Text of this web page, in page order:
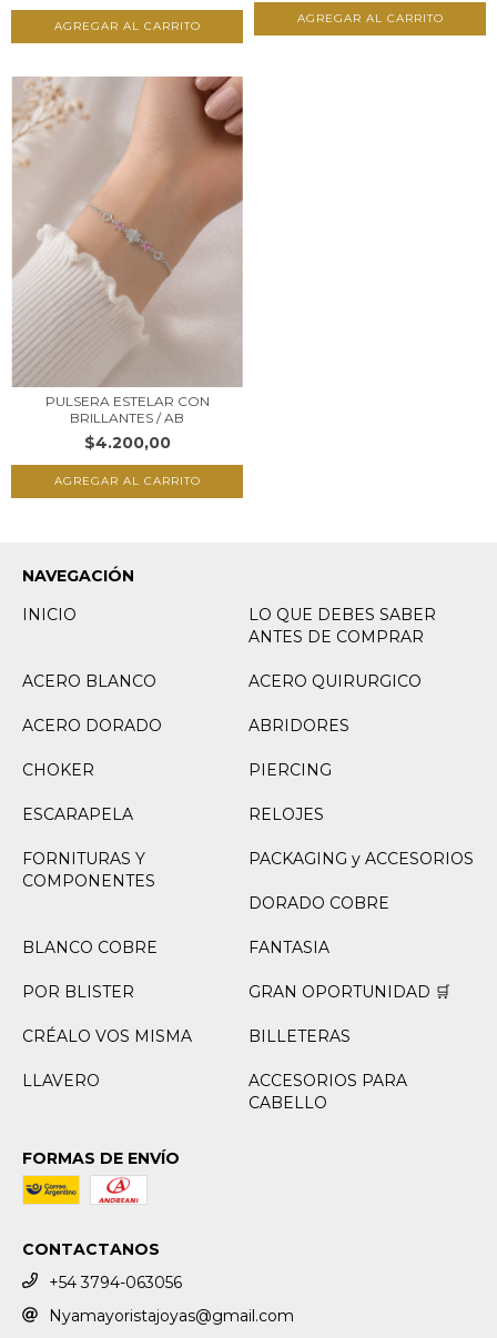
PULSERA ESTELAR CON
BRILLANTES / AB
$4.200,00
NAVEGACIÓN
INICIO
LO QUE DEBES SABER
ANTES DE COMPRAR
ACERO BLANCO ACERO QUIRURGICO
ACERO DORADO ABRIDORES
CHOKER PIERCING
ESCARAPELA RELOJES
FORNITURAS Y
COMPONENTES
PACKAGING y ACCESORIOS
DORADO COBRE
BLANCO COBRE FANTASIA
POR BLISTER GRAN OPORTUNIDAD 🛒
CRÉALO VOS MISMA BILLETERAS
LLAVERO
ACCESORIOS PARA
CABELLO
FORMAS DE ENVÍO
CONTACTANOS
+54 3794-063056
Nyamayoristajoyas@gmail.com